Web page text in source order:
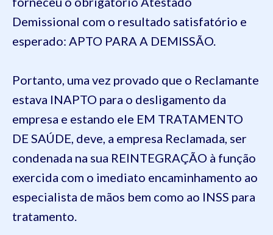
Demissional com o resultado satisfatório e
esperado: APTO PARA A DEMISSÃO.
Portanto, uma vez provado que o Reclamante
estava INAPTO para o desligamento da
empresa e estando ele EM TRATAMENTO
DE SAÚDE, deve, a empresa Reclamada, ser
condenada na sua REINTEGRAÇÃO à função
exercida com o imediato encaminhamento ao
especialista de mãos bem como ao INSS para
tratamento.